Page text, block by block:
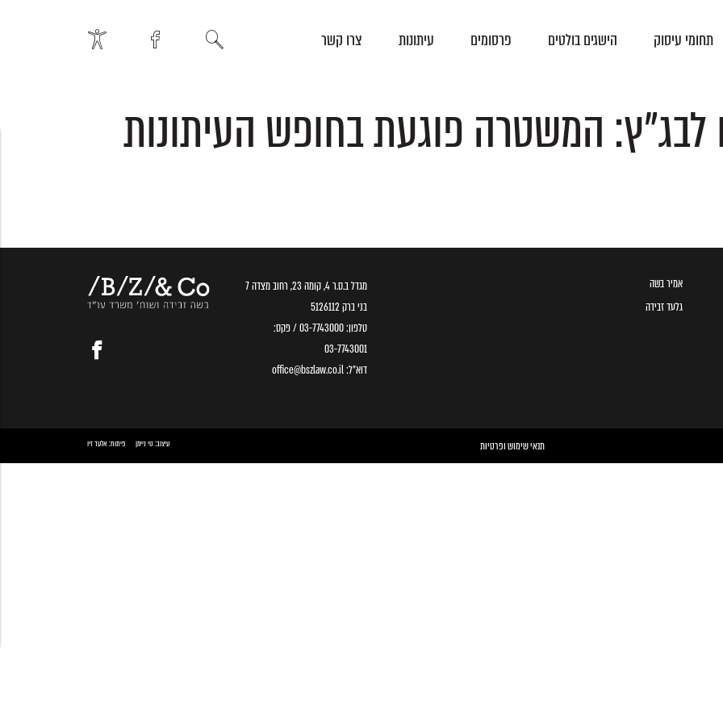
תחומי עיסוק הישגים בולטים פרסומים עיתונות צרו קשר
לבג"ץ: המשטרה פוגעת בחופש העיתונות
אמיר בשה
גלעד זבידה
מגדל ב.ס.ר 4, קומה 23, רחוב מצדה 7
בני ברק 5126112
טלפון:03-7743000/ פקס:
03-7743001
דוא״ל:office@bszlaw.co.il
תנאי שימוש ופרטיות עיצוב:נוי ניימן פיתוח:אלעד זיו